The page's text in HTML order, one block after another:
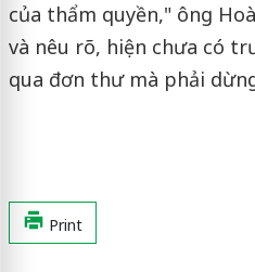
của thẩm quyền," ông
và nêu rõ, hiện chưa có
qua đơn thư mà phải
Print